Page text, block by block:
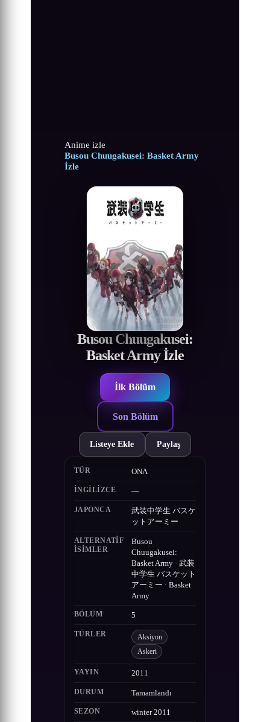
Anime izle
Busou Chuugakusei: Basket Army
İzle
Busou Chuugakusei:
Basket Army İzle
İlk Bölüm
Son Bölüm
Listeye Ekle Paylaş
TÜR ONA
İNGILIZCE —
JAPONCA
武装中学生 バスケ
ットアーミー
ALTERNATIF
ISIMLER
Busou
Chuugakusei:
Basket Army · 武装
中学生 バスケット
アーミー · Basket
Army
BÖLÜM 5
TÜRLER Aksiyon
Askeri
YAYIN 2011
DURUM Tamamlandı
SEZON winter 2011